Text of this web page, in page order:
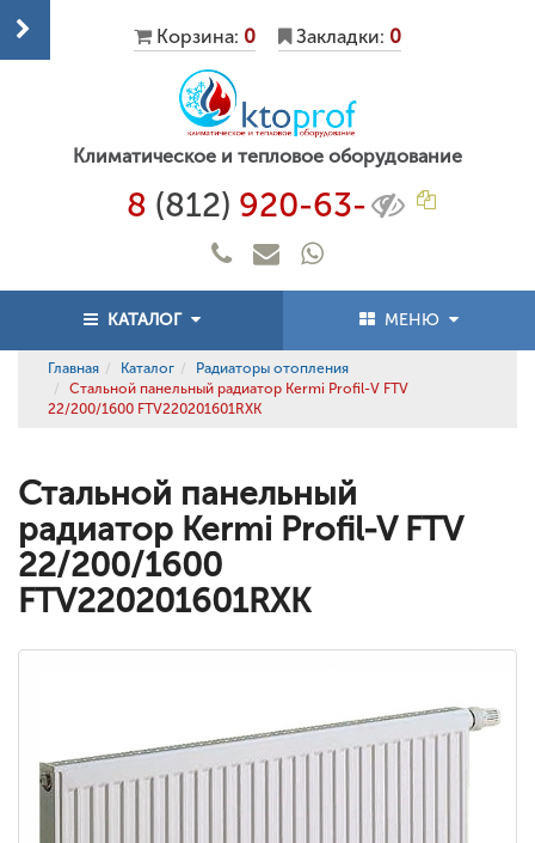
Корзина: 0 Закладки: 0
Климатическое и тепловое оборудование
8 (812) 920-63-
КАТАЛОГ МЕНЮ
Главная Каталог
Радиаторы отопления
Стальной панельный радиатор Kermi Profil-V FTV
22/200/1600 FTV220201601RXK
Стальной панельный
радиатор Kermi Profil-V FTV
22/200/1600
FTV220201601RXK